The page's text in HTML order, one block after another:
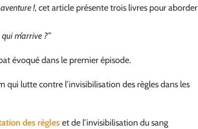
!, cet article présente trois livres pour aborder
qui m’arrive ?”
évoqué dans le premier épisode.
qui lutte contre l’invisibilisation des règles dans les
des règles et de l’invisibilisation du sang